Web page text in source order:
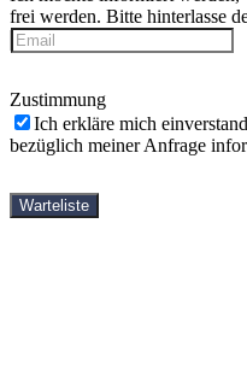
frei werden. Bitte hinterlasse
Zustimmung
Ich erkläre mich
bezüglich meiner Anfrage
Warteliste